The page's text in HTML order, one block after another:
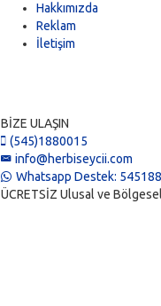
Hakkımızda
Reklam
İletişim
BİZE ULAŞIN
(545)1880015
info@herbiseycii.com
Whatsapp Destek:
ÜCRETSİZ Ulusal ve